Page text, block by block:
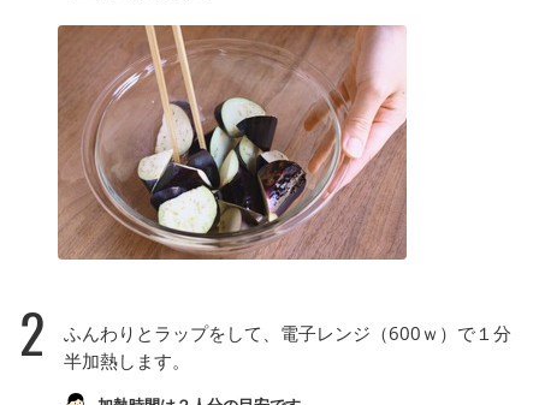
2
ふんわりとラップをして、電子レンジ（600ｗ）で１分
半加熱します。